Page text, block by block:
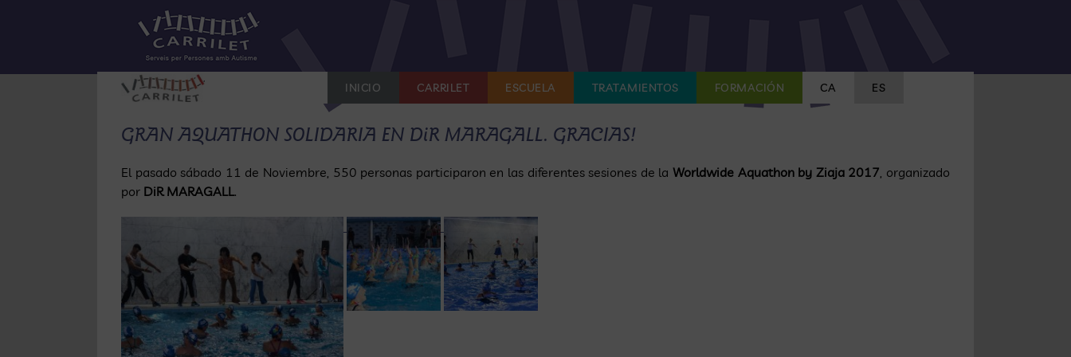
INICIO CARRILET ESCUELA TRATAMIENTOS FORMACIÓN CA ES
GRAN AQUATHON SOLIDARIA EN DiR MARAGALL. GRACIAS!
El pasado sábado 11 de Noviembre, 550 personas participaron en las diferentes sesiones de la Worldwide Aquathon by Ziaja 2017 , organizado
por DiR MARAGALL.